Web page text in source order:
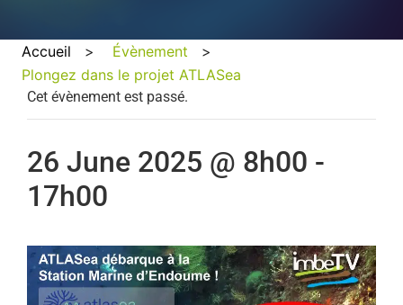
Accueil > Évènement
>
Plongez dans le projet ATLASea
Cet évènement est passé.
26 June 2025 @ 8h00 -
17h00